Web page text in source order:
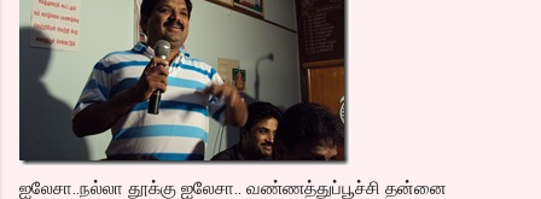
ஐலேசா..நல்லா தூக்கு ஐலேசா.. வண்ணத்துப்பூச்சி தன்னை